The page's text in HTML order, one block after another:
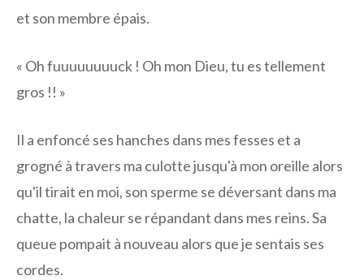
et son membre épais.
« Oh fuuuuuuuuck ! Oh mon Dieu, tu es tellement
gros !! »
Il a enfoncé ses hanches dans mes fesses et a
grogné à travers ma culotte jusqu'à mon oreille alors
qu'il tirait en moi, son sperme se déversant dans ma
chatte, la chaleur se répandant dans mes reins. Sa
queue pompait à nouveau alors que je sentais ses
cordes.